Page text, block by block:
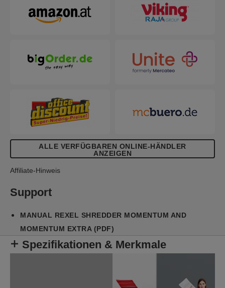
LED auf dem Bedienfeld angezeigt. Der
Aktenvernichter startet erst dann, wenn die Anzahl
der Blätter unter oder auf die maximale
Blattkapazität, dem großen 120-Liter-Abfallbehälter
und seiner kontinuierlichen Laufzeit für den
entfernen; dieser Rexel Aktenvernichter zerkleinert
auch CDs, DVDs und Kreditkarten sicher durch
einen separaten Einzugsschlitz. Schreddern
unterstützt die Einhaltung der DSGVO (GDPR)!
ALLE VERFÜGBAREN ONLINE-HÄNDLER
ANZEIGEN
Affiliate-Hinweis
Support
MANUAL REXEL SHREDDER MOMENTUM AND
MOMENTUM EXTRA (PDF)
Spezifikationen & Merkmale